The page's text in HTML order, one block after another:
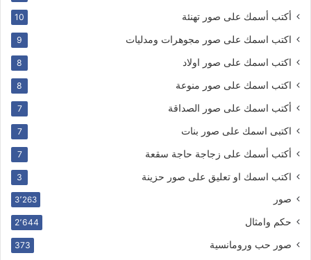
أكتب أسمك على صور تهنئة 10
اكتب اسمك على صور مجوهرات ومدليات 9
اكتب اسمك على صور اولاد 8
اكتب اسمك على صور منوعة 8
أكتب اسمك على صور الصداقة 7
اكتبى اسمك على صور بنات 7
أكتب أسمك على زجاجة حاجة سقعة 7
اكتب اسمك او تعليق على صور حزينة 3
صور 3٬263
حكم وامثال 2٬644
صور حب ورومانسية 373